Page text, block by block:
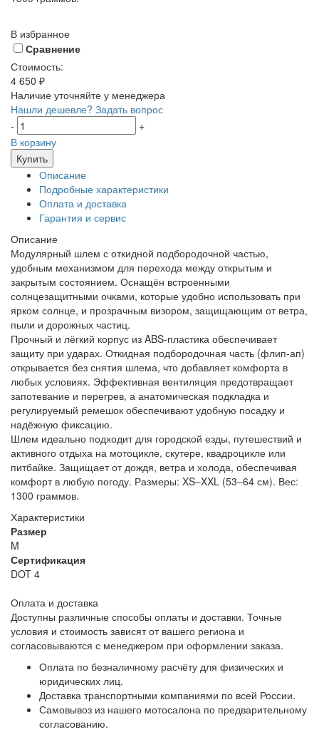
В избранное
Сравнение
Стоимость:
4 650 ₽
Наличие уточняйте у менеджера
Нашли дешевле? Задать вопрос
-
+
В корзину
Купить
Описание
Подробные характеристики
Оплата и доставка
Гарантия и сервис
Описание
Модулярный шлем с откидной подбородочной частью,
удобным механизмом для перехода между открытым и
закрытым состоянием. Оснащён встроенными
солнцезащитными очками, которые удобно использовать при
ярком солнце, и прозрачным визором, защищающим от ветра,
пыли и дорожных частиц.
Прочный и лёгкий корпус из ABS-пластика обеспечивает
защиту при ударах. Откидная подбородочная часть (флип-ап)
открывается без снятия шлема, что добавляет комфорта в
любых условиях. Эффективная вентиляция предотвращает
запотевание и перегрев, а анатомическая подкладка и
регулируемый ремешок обеспечивают удобную посадку и
надёжную фиксацию.
Шлем идеально подходит для городской езды, путешествий и
активного отдыха на мотоцикле, скутере, квадроцикле или
питбайке. Защищает от дождя, ветра и холода, обеспечивая
комфорт в любую погоду. Размеры: XS–XXL (53–64 см). Вес:
1300 граммов.
Характеристики
Размер
M
Сертификация
DOT 4
Оплата и доставка
Доступны различные способы оплаты и доставки. Точные
условия и стоимость зависят от вашего региона и
согласовываются с менеджером при оформлении заказа.
Оплата по безналичному расчёту для физических и
юридических лиц.
Доставка транспортными компаниями по всей России.
Самовывоз из нашего мотосалона по предварительному
согласованию.